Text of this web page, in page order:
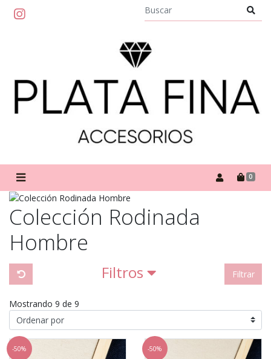
0
Colección Rodinada
Hombre
Filtros Filtrar
Mostrando 9 de 9
-50% -50%